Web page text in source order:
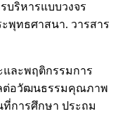
บริหารแบบวงจร
พุทธศาสนา. วารสาร
และพฤติกรรมการ
ต่อวัฒนธรรมคุณภาพ
การศึกษา ประถม